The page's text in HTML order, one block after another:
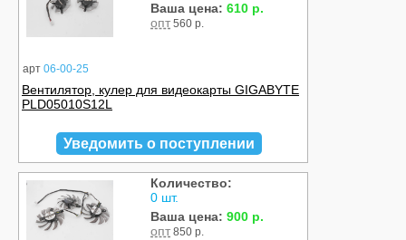
арт 06-00-25
Ваша цена: 610 р.
опт 560 р.
Вентилятор, кулер для видеокарты GIGABYTE
PLD05010S12L
Уведомить о поступлении
Количество:
0 шт.
Ваша цена: 900 р.
опт 850 р.